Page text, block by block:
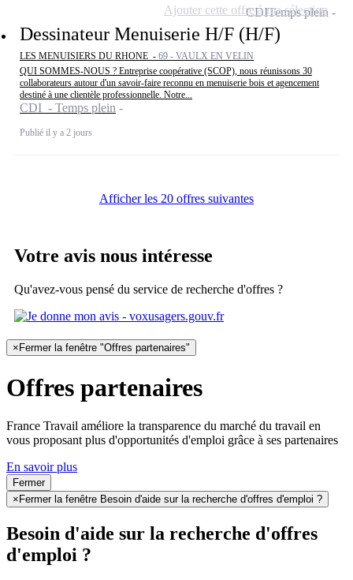
Dessinateur Menuiserie H/F (H/F)
LES MENUISIERS DU RHONE - 69 - VAULX EN VELIN
QUI SOMMES-NOUS ? Entreprise coopérative (SCOP), nous réunissons 30
collaborateurs autour d'un savoir-faire reconnu en menuiserie bois et agencement
destiné à une clientèle professionnelle. Notre...
CDI - Temps plein
Publié il y a 2 jours
CDITemps plein
Ajouter cette offre à ma sélection
Afficher les 20 offres suivantes
Votre avis nous intéresse
Qu'avez-vous pensé du service de recherche d'offres ?
× Fermer la fenêtre "Offres partenaires"
Offres partenaires
France Travail améliore la transparence du marché du travail en
vous proposant plus d'opportunités d'emploi grâce à ses partenaires
En savoir plus
Fermer
× Fermer la fenêtre Besoin d'aide sur la recherche d'offres d'emploi ?
Besoin d'aide sur la recherche d'offres
d'emploi ?